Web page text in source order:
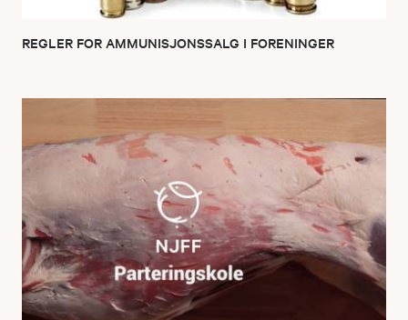
REGLER FOR AMMUNISJONSSALG I FORENINGER